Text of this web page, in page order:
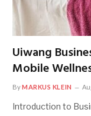
Uiwang
Mobile
ByMARKUS KLEIN
Introduction to